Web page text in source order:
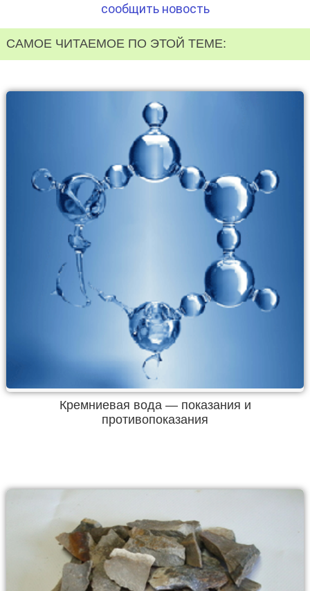
сообщить новость
САМОЕ ЧИТАЕМОЕ ПО ЭТОЙ ТЕМЕ:
Кремниевая вода — показания и
противопоказания